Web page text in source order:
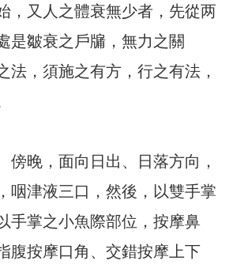
，又人之體衰無少者，先從两
是皺衰之戶牖，無力之關
法，須施之有方，行之有法，
傍晚，面向日出、日落方向，
咽津液三口，然後，以雙手掌
手掌之小魚際部位，按摩鼻
腹按摩口角、交錯按摩上下